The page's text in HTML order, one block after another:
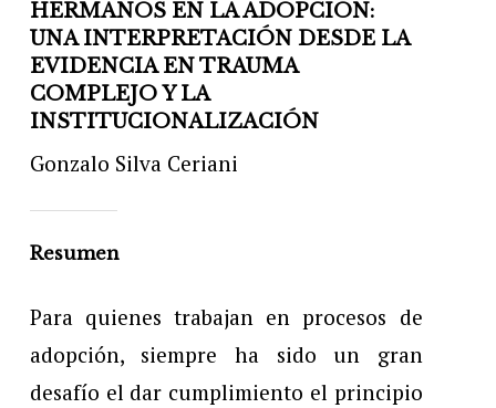
HERMANOS EN LA ADOPCIÓN:
UNA INTERPRETACIÓN DESDE LA
EVIDENCIA EN TRAUMA
COMPLEJO Y LA
INSTITUCIONALIZACIÓN
Gonzalo Silva Ceriani
Resumen
Para quienes trabajan en procesos de
adopción, siempre ha sido un gran
desafío el dar cumplimiento el principio